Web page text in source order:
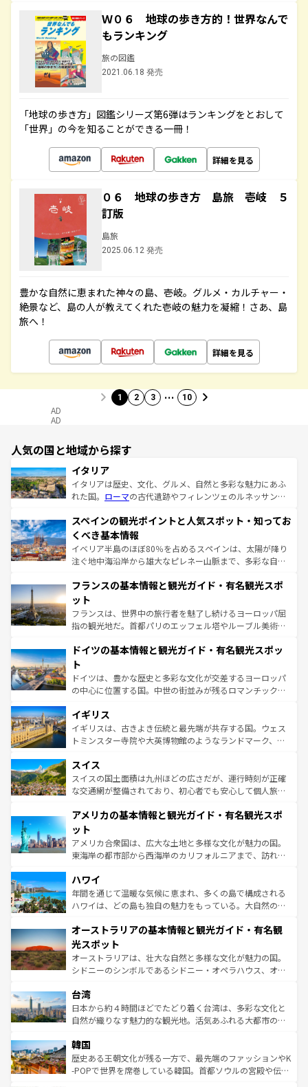
Ｗ０６ 地球の歩き方的！世界なんで
もランキング
旅の図鑑
2021.06.18 発売
「地球の歩き方」図鑑シリーズ第6弾はランキングをとおして
「世界」の今を知ることができる一冊！
詳細を見る
０６ 地球の歩き方 島旅 壱岐 ５
訂版
島旅
2025.06.12 発売
豊かな自然に恵まれた神々の島、壱岐。グルメ・カルチャー・
絶景など、島の人が教えてくれた壱岐の魅力を凝縮！さあ、島
旅へ！
詳細を見る
1 2 3 … 10
AD
AD
人気の国と地域から探す
イタリア
イタリアは歴史、文化、グルメ、自然と多彩な魅力にあふ
れた国。 ローマの古代遺跡やフィレンツェのルネッサンス
ろん、トスカーナの美しい田園風景やアマルフィ海岸の絶
景など、自然景観も見逃せない。観光の合間には、本場の
ピザやパスタなど、絶品のイタリア料理を堪能することも
できる。朝目覚めてから夜眠るまで、すべての瞬間を楽し
なお、新着のイタリア情報はコンテンツ一覧を参照してほ
しい。
スペインの観光ポイントと人気スポット・知ってお
くべき基本情報
イベリア半島のほぼ80％を占めるスペインは、太陽が降り
注ぐ地中海沿岸から雄大なピレネー山脈まで、多彩な自然
文化が根付くこの国では、情熱的なフラメンコ、熱気あふ
れる闘牛、そして美味しいタパスが生活の一部となってい
る。首都マドリードの洗練された雰囲気や、バルセロナの
アートに溢れた街角から、地方では古代ローマ遺跡や中世
せる。地方によって風土や気候が異なるスペインはその個
ンテンツ一覧 を参照してほしい。
フランスの基本情報と観光ガイド・有名観光スポ
ット
フランスは、世界中の旅行者を魅了し続けるヨーロッパ屈
指の観光地だ。首都パリのエッフェル塔やルーブル美術館
で、幅広い魅力が詰まっている。華麗な宮殿、歴史的な大
聖堂、美しいビーチ、そして豊かな自然が、訪れる者を心
から魅了する。また、フランスは美食の国としても知ら
れ、フランス料理はユネスコ無形文化遺産にも登録されて
香り高いラベンダー畑など、多彩な楽しみ方が可能だ。さ
らに、パリ以外の地域にも魅力が溢れており、どの街角に
も豊かな歴史と文化が息づいている。パリ以外の個性あふ
を参照してほしい。
ドイツの基本情報と観光ガイド・有名観光スポッ
ト
ドイツは、豊かな歴史と多彩な文化が交差するヨーロッパ
の中心に位置する国。中世の街並みが残るロマンチック街
顔を持つこの国は、どこを歩いても飽きることがない。ベ
ルリンの文化的活気、バイエルン州のアルプスの絶景、そ
してライン川沿いのワイン畑といった風景は必見。ビール
は、お酒好きな人にはぜひ体験してほしい。 なお、新着の
ドイツ情報はコンテンツ一覧を参照してほしい。
イギリス
イギリスは、古きよき伝統と最先端が共存する国。ウェス
トミンスター寺院や大英博物館のようなランドマーク、歴
リアごとに異なる魅力がある。また、優雅なアフタヌーン
ティー、ビール好きにはたまらない英国パブ、サッカー観
戦など、本場だからこそできる体験も豊富。イギリスを旅
ンツ一覧を参照してほしい。
スイス
スイスの国土面積は九州ほどの広さだが、運行時刻が正確
な交通網が整備されており、初心者でも安心して個人旅行
の建物がそのまま残る町や、スイスならではのユニークな
博物館もあり、アルプス観光だけでなく町歩きも満喫する
ことができる。国民の所得が高いため物価も高いが、旅行
者向けの交通パス提供のサービスもあり、うまく活用すれ
着のスイス情報は
アメリカの基本情報と観光ガイド・有名観光スポ
ット
アメリカ合衆国は、広大な土地と多様な文化が魅力の国。
東海岸の都市部から西海岸のカリフォルニアまで、訪れる
のような巨大都市は、観光、ショッピング、エンターテイ
ンメントが詰まった刺激的なスポットだ。一方、アメリカ
西部には大自然が広がり、グランドキャニオンやイエロー
部のニューオーリンズでは、音楽と美食が融合した独特の
文化が魅力。旅行者はアメリカの各地域で異なる魅力を楽
しみながら、その多様性と豊かな歴史を感じることができ
るだろう。車でのロードトリップや列車の旅も、アメリカ
情報は
ハワイ
年間を通じて温暖な気候に恵まれ、多くの島で構成される
ハワイは、どの島も独自の魅力をもっている。大自然の神
ワイ島は見逃せない。また、定番の観光地といえばオアフ
島だが、静かな自然を求めるならマウイ島やカウアイ島が
おすすめ。エメラルドグリーンに輝く海をはじめ、豊かな
文化や歴史が息づいている。「アロハスピリット」と呼ば
人々、おいしいローカルフードやハワイアンミュージッ
ク、伝統的なフラダンスなど、すべてがハワイの魅力を彩
っている。訪れるたびに新しい発見と感動が待っているハ
はコンテンツ一覧
オーストラリアの基本情報と観光ガイド・有名観
光スポット
オーストラリアは、壮大な自然と多様な文化が魅力の国。
シドニーのシンボルであるシドニー・オペラハウス、オー
リアリーフや大陸中央部にそびえるウルル（エアーズロッ
ク）、タスマニアの美しい原生林やケアンズの熱帯雨林な
ど、見どころがたくさん。また、カフェやワイン、オージ
いる。アクティビティも充実しており、サーフィンやダイ
ビング、ハイキングなど、アウトドア好きにはたまらな
い。オーストラリアの多彩な魅力を存分に味わいつくそ
台湾
日本から約４時間ほどでたどり着く台湾は、多彩な文化と
自然が織りなす魅力的な観光地。活気あふれる大都市の台
ン）、静ひつな山岳地帯である台湾東部など、都市の喧騒
と山間の静けさが共存しており、訪れる人に新しい発見と
驚きをもたらしてくれる。また、奥深い台湾の食文化も魅
韓国
歴史ある王朝文化が残る一方で、最先端のファッションやK
-POPで世界を席巻している韓国。首都ソウルの宮殿や伝統